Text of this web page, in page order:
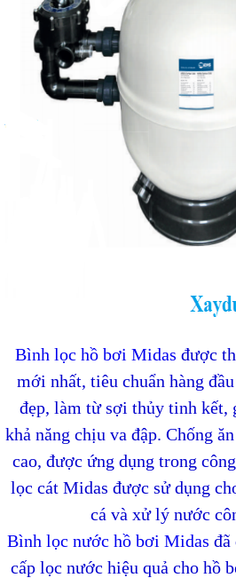
Bình lọc hồ bơi Midas được
mới nhất, tiêu chuẩn hàng
đẹp, làm từ sợi thủy tinh kết,
khả năng chịu va đập. Chống
cao, được ứng dụng trong
lọc cát Midas được sử dụng
cá và xử lý nước
Bình lọc nước hồ bơi Midas đã
cấp lọc nước hiệu quả cho hồ